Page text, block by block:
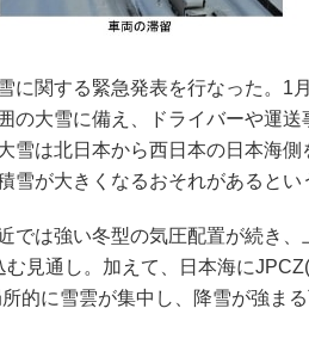
に関する緊急発表を行なった。1
の大雪に備え、ドライバーや運送
雪は北日本から西日本の日本海側
雪が大きくなるおそれがあるとい
では強い冬型の気圧配置が続き、
見通し。加えて、日本海に
的に雪雲が集中し、降雪が強まる